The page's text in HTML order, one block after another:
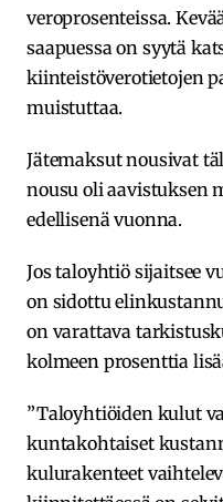
veroprosenteissa.
saapuessa on syytä
kiinteistöverotietojen
muistuttaa.
Jätemaksut nousivat
nousu oli aavistuksen
edellisenä vuonna.
Jos taloyhtiö sijaitsee
on sidottu
on varattava
kolmeen prosenttia
”Taloyhtiöiden kulut
kuntakohtaiset
kulurakenteet